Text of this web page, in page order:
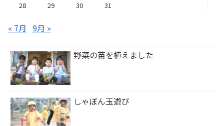
28
29 30 31
« 7月 9月 »
野菜の苗を植えました
しゃぼん玉遊び